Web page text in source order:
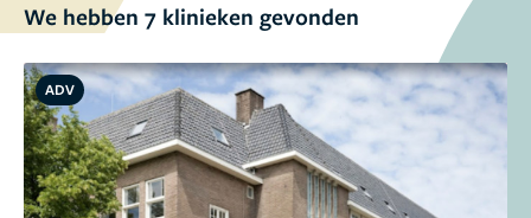
We hebben 7 klinieken gevonden
ADV